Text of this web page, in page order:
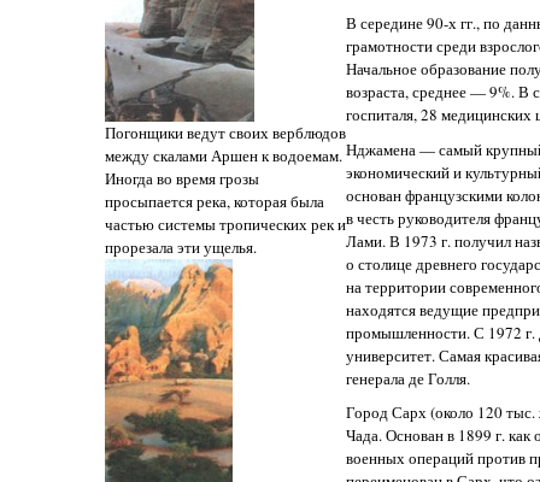
Погонщики ведут своих верблюдов
между скалами Аршен к водоемам.
Иногда во время грозы
просыпается река, которая была
частью системы тропических рек и
прорезала эти ущелья.
В середине 90-х гг., по
грамотности среди
Начальное образование
возраста, среднее — 9%. В
госпиталя, 28 медицинских
Нджамена — самый
экономический и
основан французскими
в честь руководителя
Лами. В 1973 г. получил
о столице древнего
на территории
находятся ведущие
промышленности. С 1972 г.
университет. Самая
генерала де Голля.
Город Сарх (около 120
Чада. Основан в 1899 г.
военных операций против